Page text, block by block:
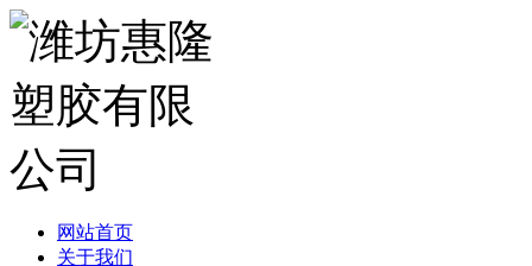
网站首页
关于我们